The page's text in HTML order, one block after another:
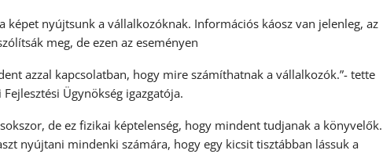
képet nyújtsunk a vállalkozóknak. Információs káosz van jelenleg, az
meg, de ezen az eseményen
azzal kapcsolatban, hogy mire számíthatnak a vállalkozók.”- tette
Ügynökség igazgatója.
de ez fizikai képtelenség, hogy mindent tudjanak a könyvelők.
nyújtani mindenki számára, hogy egy kicsit tisztábban lássuk a